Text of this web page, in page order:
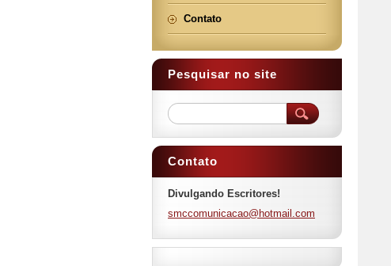
Contato
Pesquisar no site
Contato
Divulgando Escritores!
smccomunicacao@hotmail.com